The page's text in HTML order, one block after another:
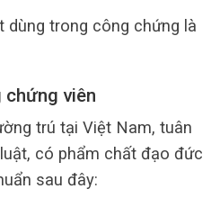
dùng trong công chứng là
chứng viên
trú tại Việt Nam, tuân
có phẩm chất đạo đức
sau đây: